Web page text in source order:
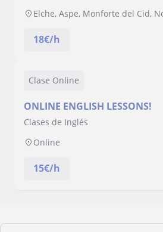
Elche, Aspe, Monforte del Cid,
18€/h
Clase Online
ONLINE ENGLISH LESSONS!
Clases de Inglés
Online
15€/h